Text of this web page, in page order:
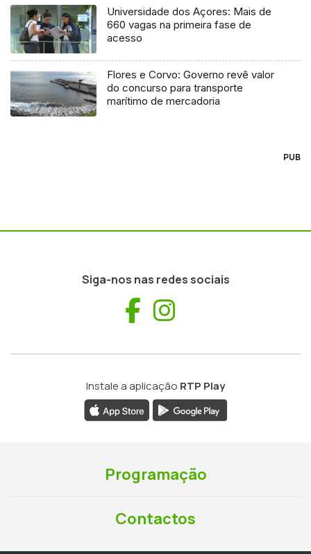
Universidade dos Açores: Mais de
660 vagas na primeira fase de
acesso
Flores e Corvo: Governo revê valor
do concurso para transporte
marítimo de mercadoria
PUB
Siga-nos nas redes sociais
Facebook
Instale a aplicação RTP Play
Programação
Contactos